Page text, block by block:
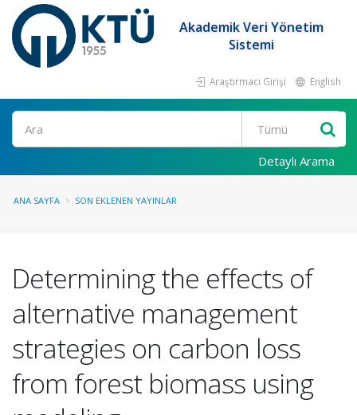
Akademik Veri Yönetim
Sistemi
Araştırmacı Girişi English
Ara
Detaylı Arama
ANA SAYFA SON EKLENEN YAYINLAR
Determining the effects of
alternative management
strategies on carbon loss
from forest biomass using